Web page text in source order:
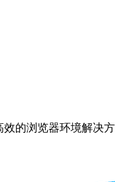
的浏览器环境解决方